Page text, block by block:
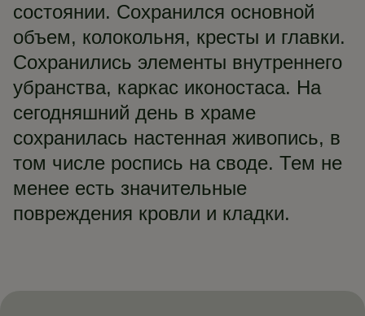
состоянии. Сохранился основной
объем, колокольня, кресты и главки.
Сохранились элементы внутреннего
убранства, каркас иконостаса. На
сегодняшний день в храме
сохранилась настенная живопись, в
том числе роспись на своде. Тем не
менее есть значительные
повреждения кровли и кладки.